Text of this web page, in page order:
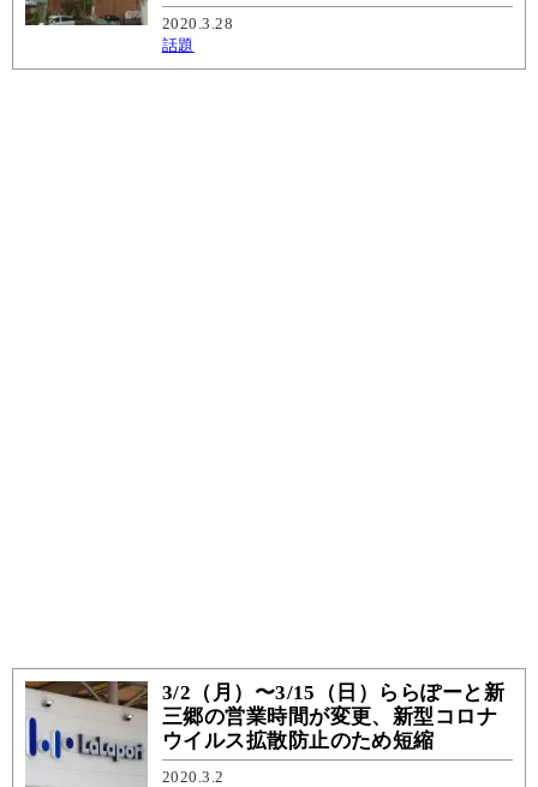
2020.3.28
話題
3/2（月）〜3/15（日）ららぽーと新
三郷の営業時間が変更、新型コロナ
ウイルス拡散防止のため短縮
2020.3.2